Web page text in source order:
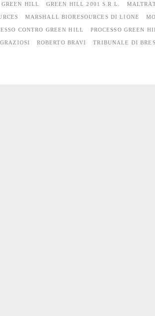
GREEN HILL GREEN HILL 2001 S.R.L.
MARSHALL BIORESOURCES DI LIONE
CONTRO GREEN HILL PROCESSO GREEN
ROBERTO BRAVI TRIBUNALE DI